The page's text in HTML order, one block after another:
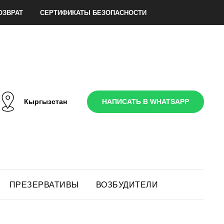
СЕРТИФИКАТЫ БЕЗОПАСНОСТИ
Кыргызстан НАПИСАТЬ В WHATSAPP
ПРЕЗЕРВАТИВЫ ВОЗБУДИТЕЛИ